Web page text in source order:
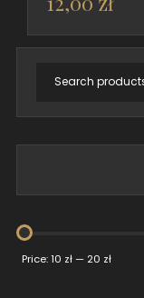
Price:10 zł— 20 zł